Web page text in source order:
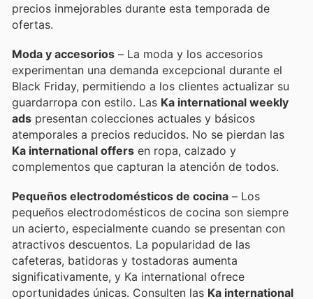
precios inmejorables durante esta temporada de
ofertas.
Moda y accesorios – La moda y los accesorios
experimentan una demanda excepcional durante el
Black Friday, permitiendo a los clientes actualizar su
guardarropa con estilo. Las Ka international weekly
ads presentan colecciones actuales y básicos
atemporales a precios reducidos. No se pierdan las
Ka international offers en ropa, calzado y
complementos que capturan la atención de todos.
Pequeños electrodomésticos de cocina – Los
pequeños electrodomésticos de cocina son siempre
un acierto, especialmente cuando se presentan con
atractivos descuentos. La popularidad de las
cafeteras, batidoras y tostadoras aumenta
significativamente, y Ka international ofrece
oportunidades únicas. Consulten las Ka international